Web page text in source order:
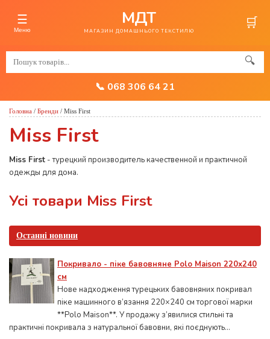
☰
Меню
МДТ
МАГАЗИН ДОМАШНЬОГО ТЕКСТИЛЮ 🛒
🔍
📞 068 306 64 21
Останні новини
Покривало - піке бавовняне Polo Maison 220х240
см
Нове надходження турецьких бавовняних покривал
піке машинного в’язання 220×240 см торгової марки
**Polo Maison**. У продажу з’явилися стильні та
практичні покривала з натуральної бавовни, які поєднують...
Головна / Бренди / Miss First
Miss First
Miss First - турецкий производитель качественной и практичной
одежды для дома.
Усі товари Miss First